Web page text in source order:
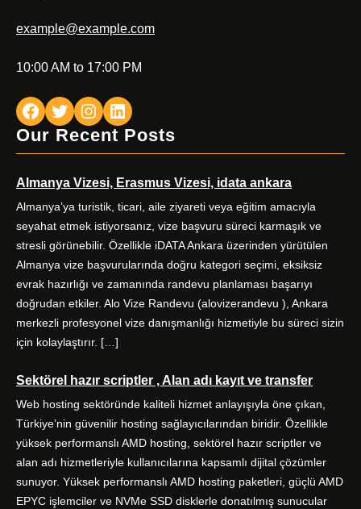
example@example.com
10:00 AM to 17:00 PM
Facebook Twitter Instagram LinkedIn
Our Recent Posts
Almanya Vizesi, Erasmus Vizesi, idata ankara
Almanya’ya turistik, ticari, aile ziyareti veya eğitim amacıyla
seyahat etmek istiyorsanız, vize başvuru süreci karmaşık ve
stresli görünebilir. Özellikle iDATA Ankara üzerinden yürütülen
Almanya vize başvurularında doğru kategori seçimi, eksiksiz
evrak hazırlığı ve zamanında randevu planlaması başarıyı
doğrudan etkiler. Alo Vize Randevu (alovizerandevu ), Ankara
merkezli profesyonel vize danışmanlığı hizmetiyle bu süreci sizin
için kolaylaştırır. […]
Sektörel hazır scriptler , Alan adı kayıt ve transfer
Web hosting sektöründe kaliteli hizmet anlayışıyla öne çıkan,
Türkiye’nin güvenilir hosting sağlayıcılarından biridir. Özellikle
yüksek performanslı AMD hosting, sektörel hazır scriptler ve
alan adı hizmetleriyle kullanıcılarına kapsamlı dijital çözümler
sunuyor. Yüksek performanslı AMD hosting paketleri, güçlü AMD
EPYC işlemciler ve NVMe SSD disklerle donatılmış sunucular